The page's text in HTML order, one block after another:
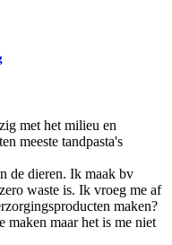
met het milieu en
meeste tandpasta's
de dieren. Ik maak bv
waste is. Ik vroeg me af
maken?
maken maar het is me niet